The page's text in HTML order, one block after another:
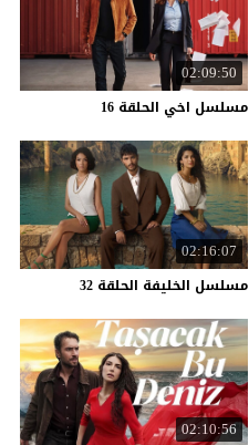
02:09:50
مسلسل اخي الحلقة 16
02:16:07
مسلسل الخليفة الحلقة 32
02:10:56